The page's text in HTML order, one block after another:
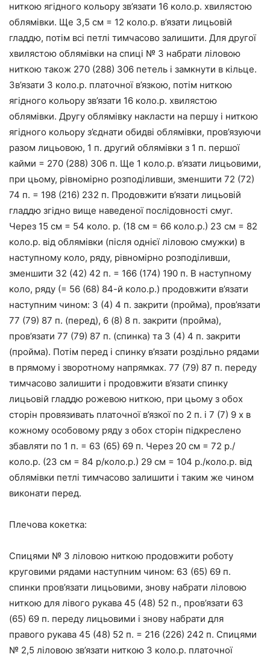
ниткою ягідного кольору зв’язати 16 коло.р. хвилястою
облямівки. Ще 3,5 см = 12 коло.р. в’язати лицьовій
гладдю, потім всі петлі тимчасово залишити. Для другої
хвилястою облямівки на спиці № 3 набрати ліловою
ниткою також 270 (288) 306 петель і замкнути в кільце.
Зв’язати 3 коло.р. платочної в’язкою, потім ниткою
ягідного кольору зв’язати 16 коло.р. хвилястою
облямівки. Другу облямівку накласти на першу і ниткою
ягідного кольору з’єднати обидві облямівки, пров’язуючи
разом лицьовою, 1 п. другий облямівки з 1 п. першої
кайми = 270 (288) 306 п. Ще 1 коло.р. в’язати лицьовими,
при цьому, рівномірно розподіливши, зменшити 72 (72)
74 п. = 198 (216) 232 п. Продовжити в’язати лицьовій
гладдю згідно вище наведеної послідовності смуг.
Через 15 см = 54 коло. р. (18 см = 66 коло.р.) 23 см = 82
коло.р. від облямівки (після однієї ліловою смужки) в
наступному коло, ряду, рівномірно розподіливши,
зменшити 32 (42) 42 п. = 166 (174) 190 п. В наступному
коло, ряду (= 56 (68) 84-й коло.р.) продовжити в’язати
наступним чином: 3 (4) 4 п. закрити (пройма), пров’язати
77 (79) 87 п. (перед), 6 (8) 8 п. закрити (пройма),
пров’язати 77 (79) 87 п. (спинка) та 3 (4) 4 п. закрити
(пройма). Потім перед і спинку в’язати роздільно рядами
в прямому і зворотному напрямках. 77 (79) 87 п. переду
тимчасово залишити і продовжити в’язати спинку
лицьовій гладдю рожевою ниткою, при цьому з обох
сторін провязивать платочної в’язкої по 2 п. і 7 (7) 9 х в
кожному особовому ряду з обох сторін підкреслено
збавляти по 1 п. = 63 (65) 69 п. Через 20 см = 72 р./
коло.р. (23 см = 84 р/коло.р.) 29 см = 104 р./коло.р. від
облямівки петлі тимчасово залишити і таким же чином
виконати перед.
Плечова кокетка:
Спицями № 3 ліловою ниткою продовжити роботу
круговими рядами наступним чином: 63 (65) 69 п.
спинки пров’язати лицьовими, знову набрати ліловою
ниткою для лівого рукава 45 (48) 52 п., пров’язати 63
(65) 69 п. переду лицьовими і знову набрати для
правого рукава 45 (48) 52 п. = 216 (226) 242 п. Спицями
№ 2,5 ліловою зв’язати ниткою 3 коло.р. платочної